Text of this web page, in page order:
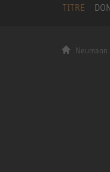
TITRE
Neumann